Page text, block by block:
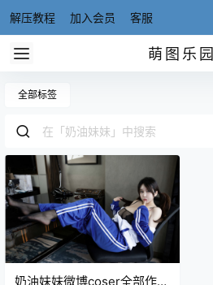
解压教程 加入会员 客服
萌图乐园
全部标签
奶油妹妹微博coser全部作品